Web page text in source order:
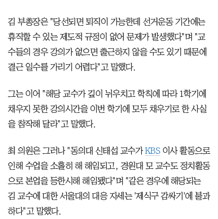
김 부총장은 "당선되면 퇴직이 가능한데 선거운동 기간에는
휴직할 수 있는 제도적 규정이 없어 문제가 발생했다"며 "교
수들의 경우 강의가 없으면 출근하지 않을 수도 있기 때문에
결근 일수를 가리기 어렵다"고 말했다.
그는 이어 "해당 교수가 깊이 뉘우치고 학칙에 따라 1학기에
채우지 못한 강의시간을 이번 학기에 모두 채우기로 한 사실
을 참작해 달라"고 말했다.
최 의원은 그러나 "동의대 신태섭 교수가 KBS 이사 활동으로
인해 수업을 소홀히 해 해임되고, 경원대 모 교수도 정치활동
으로 본업을 등한시해 해임됐다"며 "같은 경우에 해당되는
김 교수에 대한 서울대의 대응 자세는 '제식구 감싸기'에 불과
하다"고 말했다.